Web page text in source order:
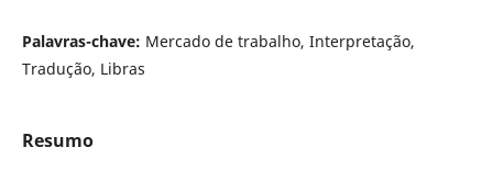
Palavras-chave: Mercado de trabalho, Interpretação,
Tradução, Libras
Resumo